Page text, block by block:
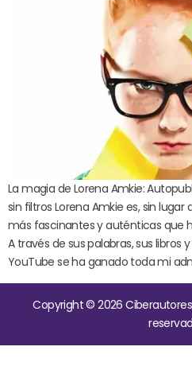
La magia de Lorena Amkie:
sin filtros Lorena Amkie es, sin
más fascinantes y auténticas que
A través de sus palabras, sus libros
YouTube se ha ganado toda mi
Copyright © 2026